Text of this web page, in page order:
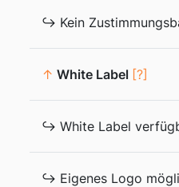
↪ Kein
↑ White Label [?]
↪ White Label
↪ Eigenes Logo